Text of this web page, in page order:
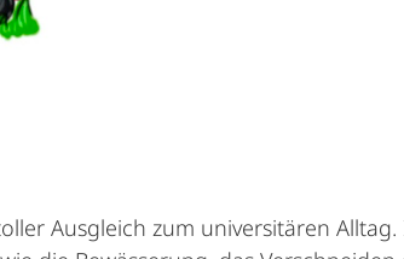
Ausgleich zum universitären